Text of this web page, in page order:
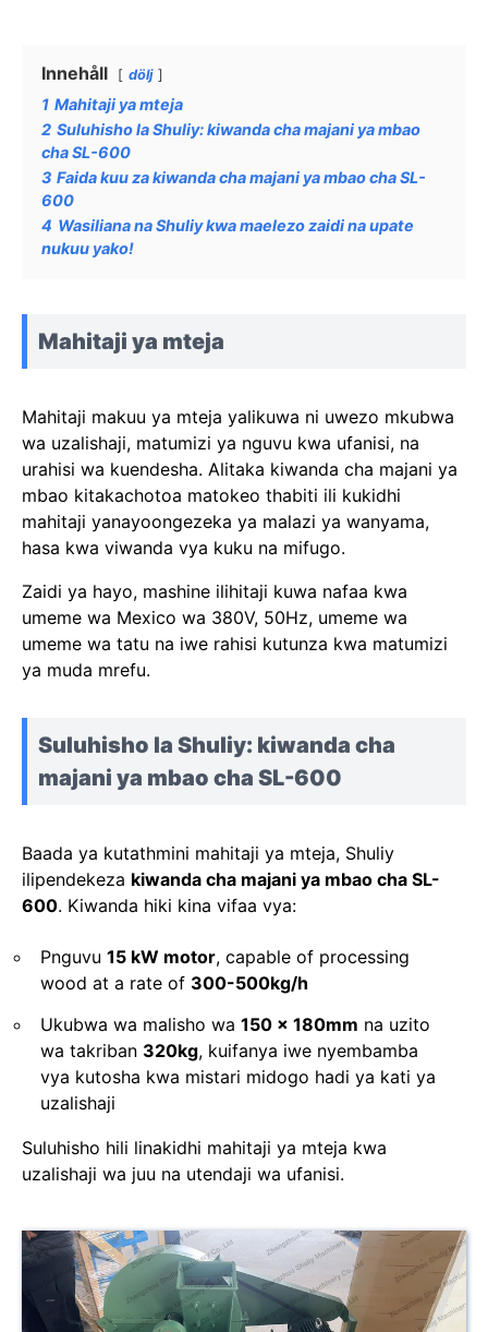
Innehåll dölj
1 Mahitaji ya mteja
2 Suluhisho la Shuliy: kiwanda cha majani ya mbao
cha SL-600
3 Faida kuu za kiwanda cha majani ya mbao cha SL-
600
4 Wasiliana na Shuliy kwa maelezo zaidi na upate
nukuu yako!
Mahitaji ya mteja
Mahitaji makuu ya mteja yalikuwa ni uwezo mkubwa
wa uzalishaji, matumizi ya nguvu kwa ufanisi, na
urahisi wa kuendesha. Alitaka kiwanda cha majani ya
mbao kitakachotoa matokeo thabiti ili kukidhi
mahitaji yanayoongezeka ya malazi ya wanyama,
hasa kwa viwanda vya kuku na mifugo.
Zaidi ya hayo, mashine ilihitaji kuwa nafaa kwa
umeme wa Mexico wa 380V, 50Hz, umeme wa
umeme wa tatu na iwe rahisi kutunza kwa matumizi
ya muda mrefu.
Suluhisho la Shuliy: kiwanda cha
majani ya mbao cha SL-600
Baada ya kutathmini mahitaji ya mteja, Shuliy
ilipendekeza kiwanda cha majani ya mbao cha SL-
600. Kiwanda hiki kina vifaa vya:
Pnguvu 15 kW motor, capable of processing
wood at a rate of 300-500kg/h
Ukubwa wa malisho wa 150 x 180mm na uzito
wa takriban 320kg, kuifanya iwe nyembamba
vya kutosha kwa mistari midogo hadi ya kati ya
uzalishaji
Suluhisho hili linakidhi mahitaji ya mteja kwa
uzalishaji wa juu na utendaji wa ufanisi.